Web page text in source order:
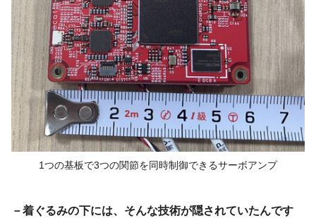
1つの基板で3つの関節を同時制御できるサーボアンプ
－着ぐるみの下には、そんな技術が隠されていたんです